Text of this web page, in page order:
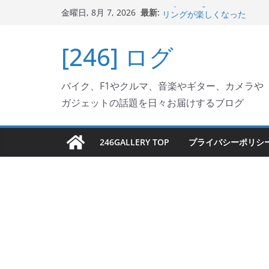
キ
プ
金曜日, 8月 7, 2026 最新: Italjet Dragster 200のフロ
ホルダー付けて、ガラスコ
Jeff Beck 逝去
岩手県奥州市へのふるさと
フェクターが返礼品でもら
[246] ログ
バイク、F1やクルマ、音楽やギター、カメラや
ガジェットの話題を日々お届けするブログ
246GALLERY TOP プライバシーポリシ